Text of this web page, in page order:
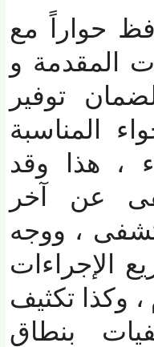
حواراً مع
و
توفير
المناسبة
، هذا وقد
عن آخر
، ووجه
تكثيف
بنطاق